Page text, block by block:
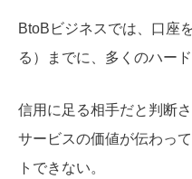
BtoBビジネスでは、口座
る）までに、多くのハード
信用に足る相手だと判断
サービスの価値が伝わっ
トできない。